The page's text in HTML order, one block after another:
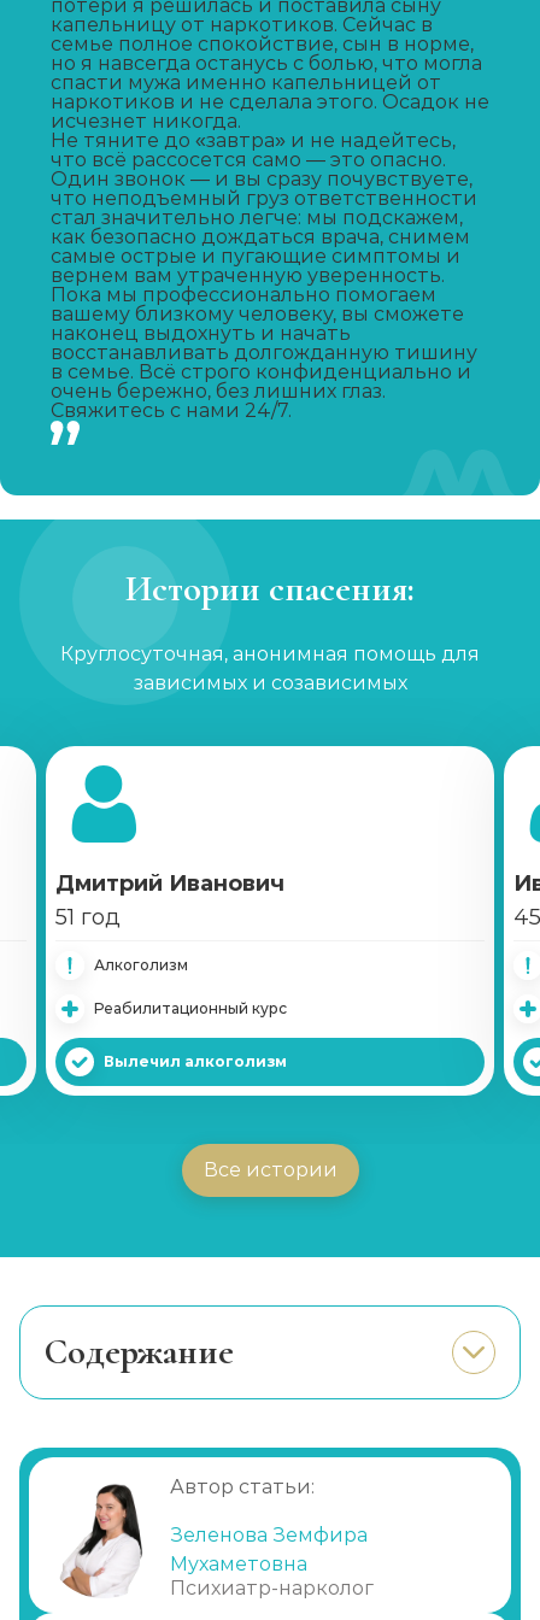
Консультация нарколога
от 400 ₽ Записаться
Наркологическая экспертиза
от 2 500 ₽ Записаться
Наркологическая помощь
от 1 800 ₽ Записаться
потери я решилась и поставила сыну
капельницу от наркотиков. Сейчас в
семье полное спокойствие, сын в норме,
но я навсегда останусь с болью, что могла
спасти мужа именно капельницей от
наркотиков и не сделала этого. Осадок не
исчезнет никогда.
Не тяните до «завтра» и не надейтесь,
что всё рассосется само — это опасно.
Один звонок — и вы сразу почувствуете,
что неподъемный груз ответственности
стал значительно легче: мы подскажем,
как безопасно дождаться врача, снимем
самые острые и пугающие симптомы и
вернем вам утраченную уверенность.
Пока мы профессионально помогаем
вашему близкому человеку, вы сможете
наконец выдохнуть и начать
восстанавливать долгожданную тишину
в семье. Всё строго конфиденциально и
очень бережно, без лишних глаз.
Свяжитесь с нами 24/7.
Истории спасения:
Круглосуточная, анонимная помощь для
зависимых и созависимых
Дмитрий Иванович
51 год
Алкоголизм
Реабилитационный курс
Вылечил алкоголизм
Все истории
Cодержание
Препараты и растворы для капельниц
Эффект от капельниц
Автор статьи:
Зеленова Земфира
Мухаметовна
Психиатр-нарколог